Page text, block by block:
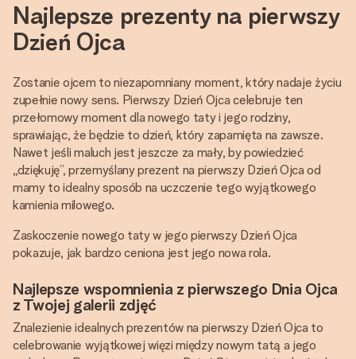
Najlepsze prezenty na pierwszy
Dzień Ojca
Zostanie ojcem to niezapomniany moment, który nadaje życiu
zupełnie nowy sens. Pierwszy Dzień Ojca celebruje ten
przełomowy moment dla nowego taty i jego rodziny,
sprawiając, że będzie to dzień, który zapamięta na zawsze.
Nawet jeśli maluch jest jeszcze za mały, by powiedzieć
„dziękuję”, przemyślany prezent na pierwszy Dzień Ojca od
mamy to idealny sposób na uczczenie tego wyjątkowego
kamienia milowego.
Zaskoczenie nowego taty w jego pierwszy Dzień Ojca
pokazuje, jak bardzo ceniona jest jego nowa rola.
Najlepsze wspomnienia z pierwszego Dnia Ojca
z Twojej galerii zdjęć
Znalezienie idealnych prezentów na pierwszy Dzień Ojca to
celebrowanie wyjątkowej więzi między nowym tatą a jego